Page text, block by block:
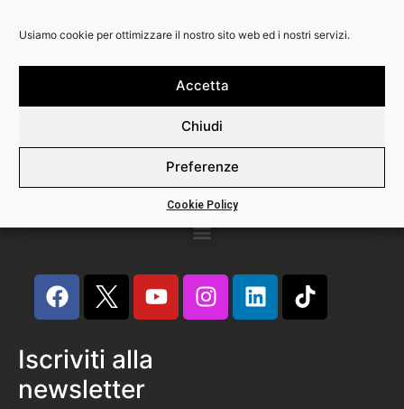
Usiamo cookie per ottimizzare il nostro sito web ed i nostri servizi.
Accetta
Chiudi
Preferenze
Cookie Policy
Backline Srl
Via Calabria 3
Phone +39 02 82396445
Iscriviti alla
newsletter